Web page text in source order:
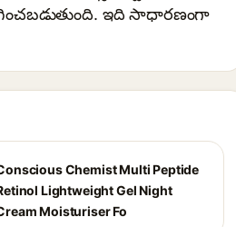
ఇది సాధారణంగా
Chemist Multi Peptide
Lightweight Gel Night
Moisturiser Fo